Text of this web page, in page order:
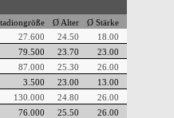
Ø Alter
Ø Stärke
27.600 24.50
18.00
79.500 23.70
23.00
87.000 25.30
26.00
3.500 23.00
13.00
130.000 24.80
26.00
76.000 25.50
26.00